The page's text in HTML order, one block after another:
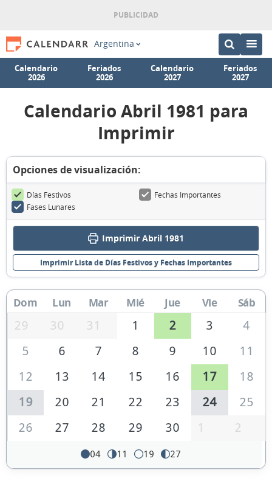
Argentina
Calendario
2026
Feriados
2026
Calendario
2027
Feriados
2027
Calendario Abril 1981 para
Imprimir
Opciones de visualización:
Días Festivos
Fechas Importantes
Fases Lunares
Imprimir Abril 1981
Imprimir Lista de Días Festivos y Fechas Importantes
Dom Lun Mar Mié Jue Vie Sáb
29 30 31 1 2 3
4
5
6 7 8 9 10
11
12
13 14 15 16 17
18
19
20 21 22 23 24
25
26
27 28 29 30 1 2
04 11 19 27